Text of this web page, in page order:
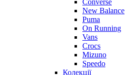
New Balance
Puma
On Running
Vans
Crocs
Mizuno
Speedo
Колекції